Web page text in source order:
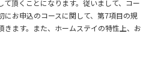
て頂くことになります。従いまして、コー
にお申込のコースに関して、第7項目の規
きます。また、ホームステイの特性上、お